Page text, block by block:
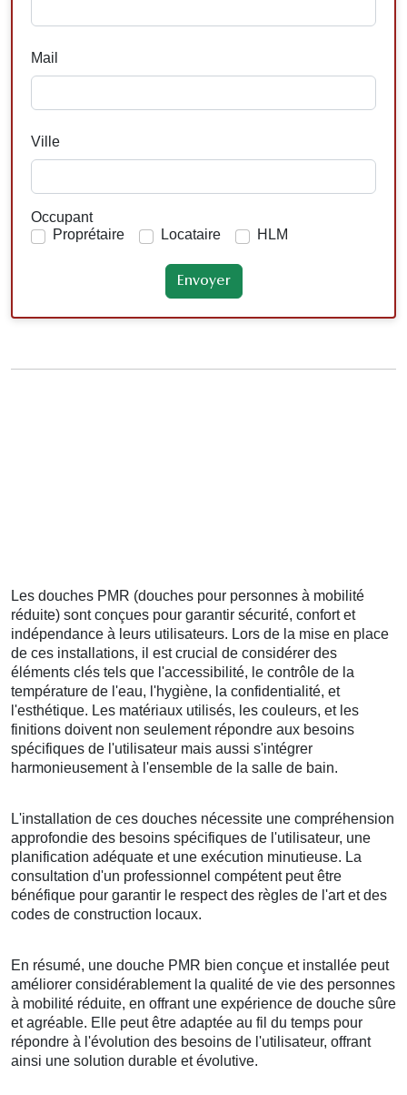
Mail
Ville
Occupant
Proprétaire
Locataire HLM
Les douches PMR (douches pour personnes à mobilité
réduite) sont conçues pour garantir sécurité, confort et
indépendance à leurs utilisateurs. Lors de la mise en place
de ces installations, il est crucial de considérer des
éléments clés tels que l'accessibilité, le contrôle de la
température de l'eau, l'hygiène, la confidentialité, et
l'esthétique. Les matériaux utilisés, les couleurs, et les
finitions doivent non seulement répondre aux besoins
spécifiques de l'utilisateur mais aussi s'intégrer
harmonieusement à l'ensemble de la salle de bain.
L'installation de ces douches nécessite une compréhension
approfondie des besoins spécifiques de l'utilisateur, une
planification adéquate et une exécution minutieuse. La
consultation d'un professionnel compétent peut être
bénéfique pour garantir le respect des règles de l'art et des
codes de construction locaux.
En résumé, une douche PMR bien conçue et installée peut
améliorer considérablement la qualité de vie des personnes
à mobilité réduite, en offrant une expérience de douche sûre
et agréable. Elle peut être adaptée au fil du temps pour
répondre à l'évolution des besoins de l'utilisateur, offrant
ainsi une solution durable et évolutive.